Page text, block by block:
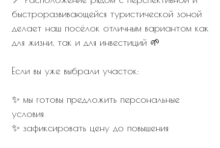
ecopark.zavidovo
wa.me/79201627792
t.me/ecoparkzavidovo
ЗАПИСАТЬСЯ НА ПРОСМОТР: